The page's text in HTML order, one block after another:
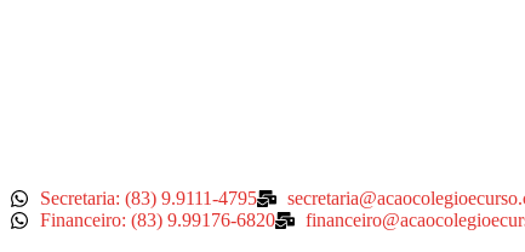
Secretaria: (83) 9.9111-4795
Financeiro: (83) 9.99176-6820